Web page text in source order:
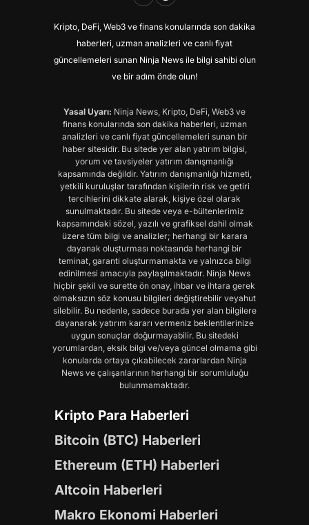
Kripto, DeFi, Web3 ve finans konularında son dakika
haberleri, uzman analizleri ve canlı fiyat
güncellemeleri sunan Ninja News ile bilgi sahibi olun
ve bir adım önde olun!
Yasal Uyarı: Ninja News, Kripto, DeFi, Web3 ve
finans konularında son dakika haberleri, uzman
analizleri ve canlı fiyat güncellemeleri sunan bir
haber sitesidir. Bu sitede yer alan yatırım bilgisi,
yorum ve tavsiyeler yatırım danışmanlığı
kapsamında değildir. Yatırım danışmanlığı hizmeti,
yetkili kuruluşlar tarafından kişilerin risk ve getiri
tercihlerini dikkate alarak, kişiye özel olarak
sunulmaktadır. Bu sitede veya e-bültenlerimiz
kapsamındaki sözel, yazılı ve grafiksel dahil olmak
üzere tüm bilgi ve analizler; herhangi bir karara
dayanak oluşturması noktasında herhangi bir
teminat, garanti oluşturmamakta ve yalnızca bilgi
edinilmesi amacıyla paylaşılmaktadır. Ninja News
hiçbir şekil ve surette ön onay, ihbar ve ihtara gerek
olmaksızın söz konusu bilgileri değiştirebilir veyahut
silebilir. Bu nedenle, sadece burada yer alan bilgilere
dayanarak yatırım kararı vermeniz beklentilerinize
uygun sonuçlar doğurmayabilir. Bu sitedeki
yorumlardan, eksik bilgi ve/veya güncel olmama gibi
konularda ortaya çıkabilecek zararlardan Ninja
News ve çalışanlarının herhangi bir sorumluluğu
bulunmamaktadır.
Kripto Para Haberleri
Bitcoin (BTC) Haberleri
Ethereum (ETH) Haberleri
Altcoin Haberleri
Makro Ekonomi Haberleri